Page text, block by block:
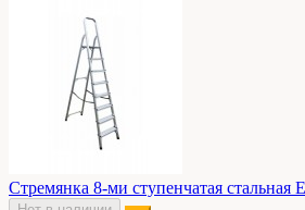
Стремянка 8-ми ступенчатая стальная